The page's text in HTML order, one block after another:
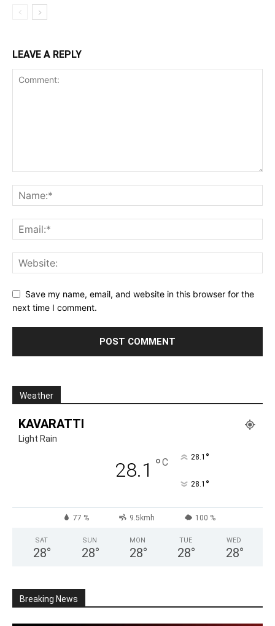
LEAVE A REPLY
Save my name, email, and website in this browser for the
next time I comment.
Weather
KAVARATTI
Light Rain
28.1 °C 28.1 °
28.1 °
77 % 9.5kmh 100 %
SAT
28°
SUN
28°
MON
28°
TUE
28°
WED
28°
Breaking News